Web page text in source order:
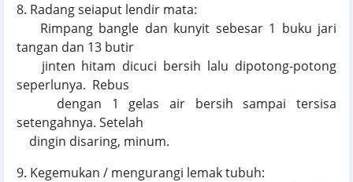
8. Radang seiaput lendir mata:
Rimpang bangle dan kunyit sebesar 1 buku jari
tangan dan 13 butir
jinten hitam dicuci bersih lalu dipotong-potong
seperlunya. Rebus
dengan 1 gelas air bersih sampai tersisa
setengahnya. Setelah
dingin disaring, minum.
9. Kegemukan / mengurangi lemak tubuh: